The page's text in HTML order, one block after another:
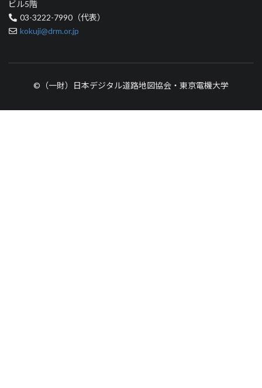
ビル5階
03-3222-7990（代表）
kokuji@drm.or.jp
©（一財）日本デジタル道路地図協会・東京電機大学